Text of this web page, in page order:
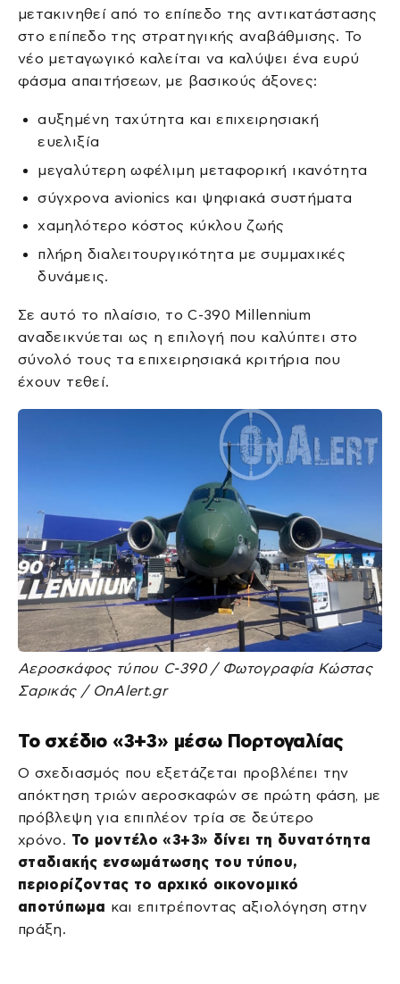
μετακινηθεί από το επίπεδο της αντικατάστασης
στο επίπεδο της στρατηγικής αναβάθμισης. Το
νέο μεταγωγικό καλείται να καλύψει ένα ευρύ
φάσμα απαιτήσεων, με βασικούς άξονες:
αυξημένη ταχύτητα και επιχειρησιακή
ευελιξία
μεγαλύτερη ωφέλιμη μεταφορική ικανότητα
σύγχρονα avionics και ψηφιακά συστήματα
χαμηλότερο κόστος κύκλου ζωής
πλήρη διαλειτουργικότητα με συμμαχικές
δυνάμεις.
Σε αυτό το πλαίσιο, το C-390 Millennium
αναδεικνύεται ως η επιλογή που καλύπτει στο
σύνολό τους τα επιχειρησιακά κριτήρια που
έχουν τεθεί.
Αεροσκάφος τύπου C-390 / Φωτογραφία Κώστας
Σαρικάς / OnAlert.gr
Το σχέδιο «3+3» μέσω Πορτογαλίας
Ο σχεδιασμός που εξετάζεται προβλέπει την
απόκτηση τριών αεροσκαφών σε πρώτη φάση, με
πρόβλεψη για επιπλέον τρία σε δεύτερο
χρόνο. Το μοντέλο «3+3» δίνει τη δυνατότητα
σταδιακής ενσωμάτωσης του τύπου,
περιορίζοντας το αρχικό οικονομικό
αποτύπωμα και επιτρέποντας αξιολόγηση στην
πράξη.